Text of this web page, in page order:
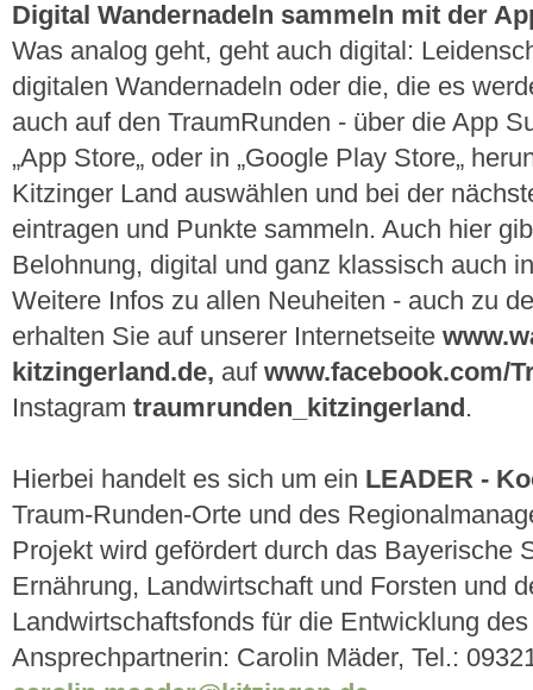
Digital Wandernadeln sammeln mit der
Was analog geht, geht auch digital:
digitalen Wandernadeln oder die, die es
auch auf den TraumRunden - über die App
„App Store„ oder in „Google Play Store„
Kitzinger Land auswählen und bei der
eintragen und Punkte sammeln. Auch hier
Belohnung, digital und ganz klassisch auch
Weitere Infos zu allen Neuheiten - auch zu
erhalten Sie auf unserer Internetseite
kitzingerland.de, auf www.facebook.com/
Instagram traumrunden_kitzingerland .
Hierbei handelt es sich um ein LEADER -
Traum-Runden-Orte und des
Projekt wird gefördert durch das Bayerische
Ernährung, Landwirtschaft und Forsten und
Landwirtschaftsfonds für die Entwicklung
Ansprechpartnerin: Carolin Mäder, Tel.: